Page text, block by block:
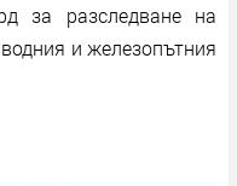
за разследване на
и железопътния